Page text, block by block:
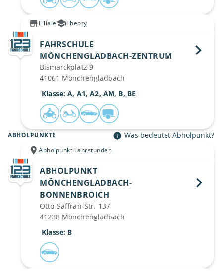
Filiale Theory
FAHRSCHULE
MÖNCHENGLADBACH-ZENTRUM
Bismarckplatz 9
41061 Mönchengladbach
Klasse: A, A1, A2, AM, B, BE
ABHOLPUNKTE Was bedeutet Abholpunkt?
Abholpunkt Fahrstunden
ABHOLPUNKT
MÖNCHENGLADBACH-
BONNENBROICH
Otto-Saffran-Str. 137
41238 Mönchengladbach
Klasse: B